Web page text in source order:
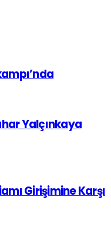
Yalçınkaya
Girişimine Karşı